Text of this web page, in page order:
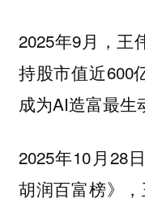
2025年9月，王
持股市值近600
成为AI造富最生
2025年10月28
胡润百富榜》